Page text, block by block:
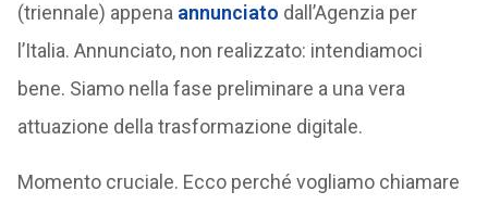
(triennale) appena annunciato dall’Agenzia per
l’Italia. Annunciato, non realizzato: intendiamoci
bene. Siamo nella fase preliminare a una vera
attuazione della trasformazione digitale.
Momento cruciale. Ecco perché vogliamo chiamare